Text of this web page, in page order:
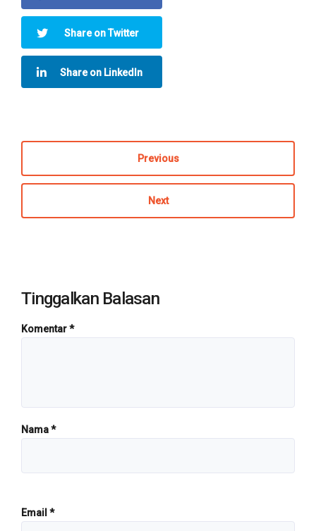
Share on Twitter
Share on LinkedIn
Previous
Next
Tinggalkan Balasan
Komentar*
Nama*
Email *